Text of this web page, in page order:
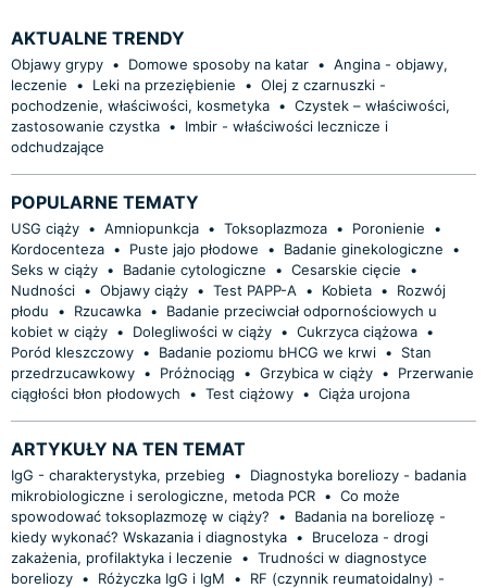
AKTUALNE TRENDY
Objawy grypy • Domowe sposoby na katar • Angina - objawy,
leczenie
• Leki na przeziębienie • Olej z czarnuszki -
pochodzenie, właściwości, kosmetyka • Czystek – właściwości,
zastosowanie czystka •
Imbir - właściwości lecznicze i
odchudzające
POPULARNE TEMATY
USG ciąży • Amniopunkcja • Toksoplazmoza • Poronienie
•
Kordocenteza • Puste jajo płodowe • Badanie ginekologiczne
•
Seks w ciąży • Badanie cytologiczne • Cesarskie cięcie
•
Nudności • Objawy ciąży • Test PAPP-A • Kobieta •
Rozwój
płodu
• Rzucawka •
Badanie przeciwciał odpornościowych u
kobiet w ciąży • Dolegliwości w ciąży • Cukrzyca ciążowa •
Poród kleszczowy • Badanie poziomu bHCG we krwi •
Stan
przedrzucawkowy • Próżnociąg • Grzybica w ciąży •
Przerwanie
ciągłości błon płodowych
• Test ciążowy • Ciąża urojona
ARTYKUŁY NA TEN TEMAT
IgG - charakterystyka, przebieg •
Diagnostyka boreliozy - badania
mikrobiologiczne i serologiczne, metoda PCR • Co może
spowodować toksoplazmozę w ciąży?
•
Badania na boreliozę -
kiedy wykonać? Wskazania i diagnostyka •
Bruceloza - drogi
zakażenia, profilaktyka i leczenie
• Trudności w diagnostyce
boreliozy • Różyczka IgG i IgM •
RF (czynnik reumatoidalny) -